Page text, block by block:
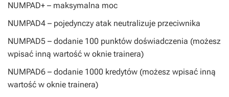
NUMPAD+ – maksymalna moc
NUMPAD4 – pojedynczy atak neutralizuje przeciwnika
NUMPAD5 – dodanie 100 punktów doświadczenia (możesz
wpisać inną wartość w oknie trainera)
NUMPAD6 – dodanie 1000 kredytów (możesz wpisać inną
wartość w oknie trainera)